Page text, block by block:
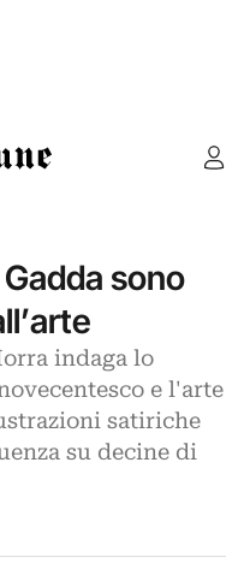
sono
indaga lo
e l'arte
satiriche
su decine di